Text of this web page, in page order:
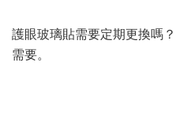
護眼玻璃貼需要定期更換嗎？
需要。